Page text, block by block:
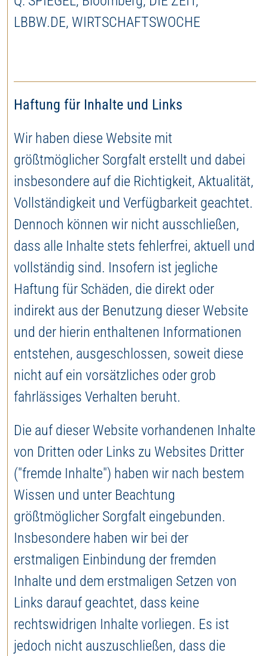
LBBW.DE, WIRTSCHAFTSWOCHE
Haftung für Inhalte und Links
Wir haben diese Website mit
größtmöglicher Sorgfalt erstellt und dabei
insbesondere auf die Richtigkeit, Aktualität,
Vollständigkeit und Verfügbarkeit geachtet.
Dennoch können wir nicht ausschließen,
dass alle Inhalte stets fehlerfrei, aktuell und
vollständig sind. Insofern ist jegliche
Haftung für Schäden, die direkt oder
indirekt aus der Benutzung dieser Website
und der hierin enthaltenen Informationen
entstehen, ausgeschlossen, soweit diese
nicht auf ein vorsätzliches oder grob
fahrlässiges Verhalten beruht.
Die auf dieser Website vorhandenen Inhalte
von Dritten oder Links zu Websites Dritter
("fremde Inhalte") haben wir nach bestem
Wissen und unter Beachtung
größtmöglicher Sorgfalt eingebunden.
Insbesondere haben wir bei der
erstmaligen Einbindung der fremden
Inhalte und dem erstmaligen Setzen von
Links darauf geachtet, dass keine
rechtswidrigen Inhalte vorliegen. Es ist
jedoch nicht auszuschließen, dass die